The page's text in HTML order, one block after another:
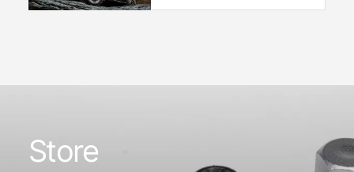
Store